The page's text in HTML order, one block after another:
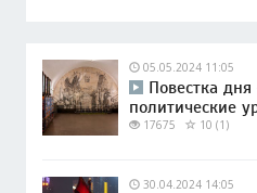
05.05.2024 11:05
Повестка
политические
17675 10 (1)
30.04.2024 14:05